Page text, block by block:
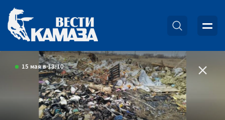
15 мая в 13:10